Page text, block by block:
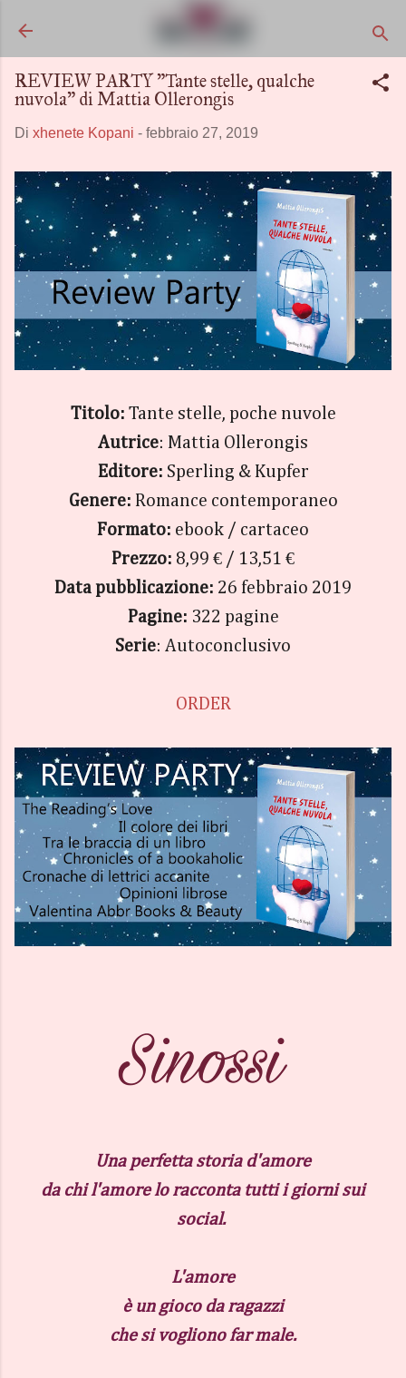
REVIEW PARTY "Tante stelle, qualche
nuvola" di Mattia Ollerongis
Di xhenete Kopani - febbraio 27, 2019
Titolo: Tante stelle, poche nuvole
Autrice: Mattia Ollerongis
Editore: Sperling & Kupfer
Genere: Romance contemporaneo
Formato: ebook / cartaceo
Prezzo: 8,99 € / 13,51 €
Data pubblicazione: 26 febbraio 2019
Pagine: 322 pagine
Serie: Autoconclusivo
ORDER
Una perfetta storia d'amore
da chi l'amore lo racconta tutti i giorni sui
social.
L'amore
è un gioco da ragazzi
che si vogliono far male.